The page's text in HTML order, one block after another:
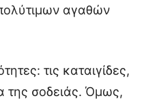
αγαθών
τις καταιγίδες,
της σοδειάς. Όμως,